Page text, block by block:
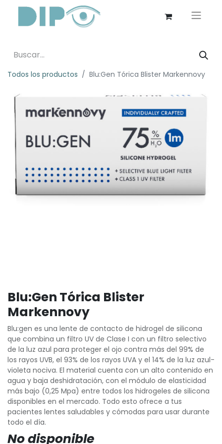
Todos los productos Blu:Gen Tórica Blister Markennovy
Blu:Gen Tórica Blister
Markennovy
Blu:gen es una lente de contacto de hidrogel de silicona
que combina un filtro UV de Clase I con un filtro selectivo
de la luz azul para proteger el ojo contra más del 99% de
los rayos UVB, el 93% de los rayos UVA y el 14% de la luz azul-
violeta nociva. El material cuenta con un alto contenido en
agua y baja deshidratación, con el módulo de elasticidad
más bajo (0,25 Mpa) entre todos los hidrogeles de silicona
disponibles en el mercado. Todo esto ofrece a tus
pacientes lentes saludables y cómodas para usar durante
todo el día.
No disponible